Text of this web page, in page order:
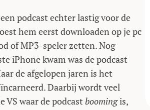
podcast echter lastig voor de
hem eerst downloaden op je pc
of MP3-speler zetten. Nog
iPhone kwam was de podcast
de afgelopen jaren is het
Daarbij wordt veel
VS waar de podcast boomingis,